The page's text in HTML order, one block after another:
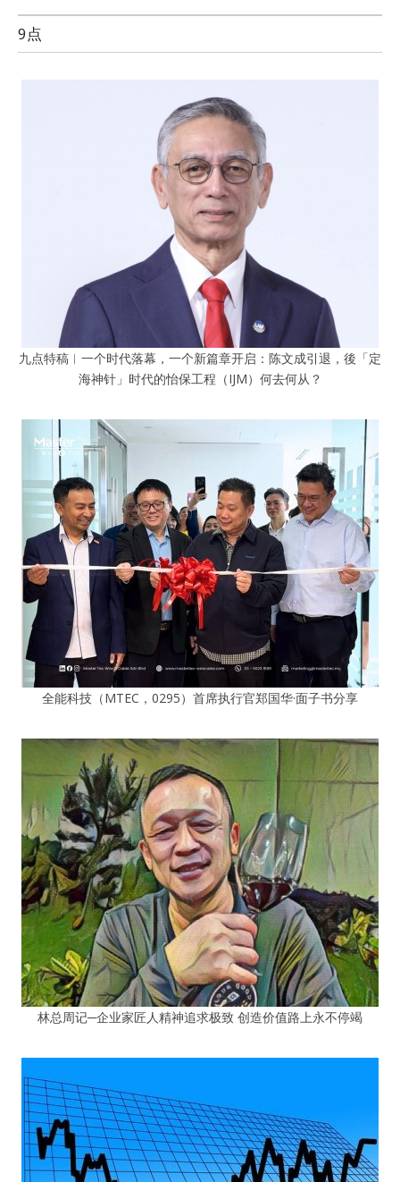
9点
九点特稿︱一个时代落幕，一个新篇章开启：陈文成引退，後「定
海神针」时代的怡保工程（IJM）何去何从？
全能科技（MTEC，0295）首席执行官郑国华·面子书分享
林总周记─企业家匠人精神追求极致 创造价值路上永不停竭